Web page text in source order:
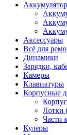
Аксессуары
Всё для
Динамики
Зарядки,
Камеры
Клавиатуры
Корпусные
Лотки
Части
Кулеры